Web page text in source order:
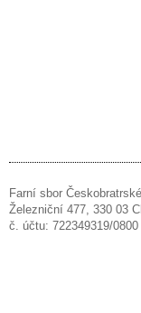
Farní sbor
Železniční 477, 330 03
č. účtu: 722349319/0800